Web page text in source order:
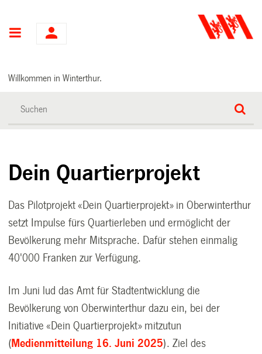
Hauptnavigation
Willkommen in Winterthur.
Dein Quartierprojekt
Das Pilotprojekt «Dein Quartierprojekt» in Oberwinterthur
setzt Impulse fürs Quartierleben und ermöglicht der
Bevölkerung mehr Mitsprache. Dafür stehen einmalig
40'000 Franken zur Verfügung.
Im Juni lud das Amt für Stadtentwicklung die
Bevölkerung von Oberwinterthur dazu ein, bei der
Initiative «Dein Quartierprojekt» mitzutun
(Medienmitteilung 16. Juni 2025). Ziel des